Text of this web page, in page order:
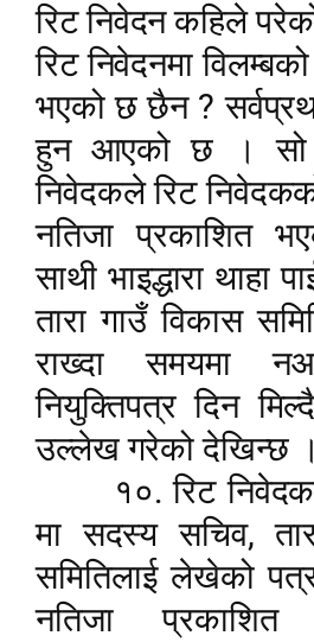
रिट निवेदन कहिले
रिट निवेदनमा
भएको छ छैन ?
हुन आएको छ । सो
निवेदकले रिट
नतिजा प्रकाशित
साथी भाइद्धारा थाहा
तारा गाउँ विकास
राख्दा समयमा
नियुक्तिपत्र दिन
उल्लेख गरेको देखिन्छ ।
१०. रिट
मा सदस्य सचिव,
समितिलाई लेखेको
नतिजा